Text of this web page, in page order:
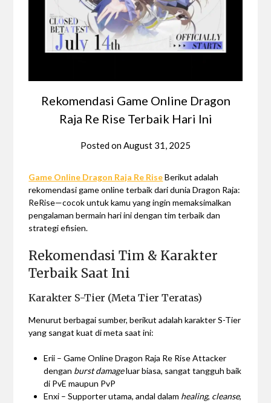
Rekomendasi Game Online Dragon
Raja Re Rise Terbaik Hari Ini
Posted onAugust 31, 2025
Game Online Dragon Raja Re RiseBerikut adalah
rekomendasi game online terbaik dari dunia Dragon Raja:
ReRise—cocok untuk kamu yang ingin memaksimalkan
pengalaman bermain hari ini dengan tim terbaik dan
strategi efisien.
Rekomendasi Tim & Karakter
Terbaik Saat Ini
Karakter S-Tier (Meta Tier Teratas)
Menurut berbagai sumber, berikut adalah karakter S-Tier
yang sangat kuat di meta saat ini:
Erii – Game Online Dragon Raja Re Rise Attacker
dengan burst damageluar biasa, sangat tangguh baik
di PvE maupun PvP
Enxi – Supporter utama, andal dalam healing, cleanse,